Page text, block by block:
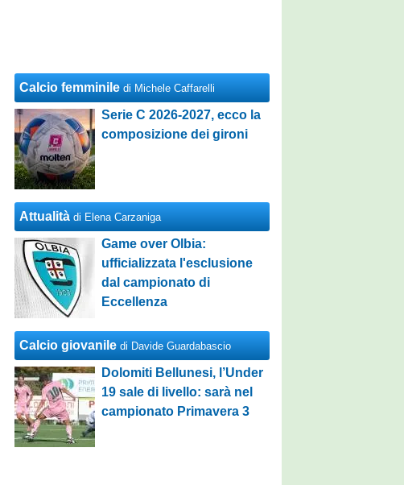
Calcio femminile di Michele Caffarelli
Serie C 2026-2027, ecco la
composizione dei gironi
Attualità di Elena Carzaniga
Game over Olbia:
ufficializzata l'esclusione
dal campionato di
Eccellenza
Calcio giovanile di Davide Guardabascio
Dolomiti Bellunesi, l’Under
19 sale di livello: sarà nel
campionato Primavera 3